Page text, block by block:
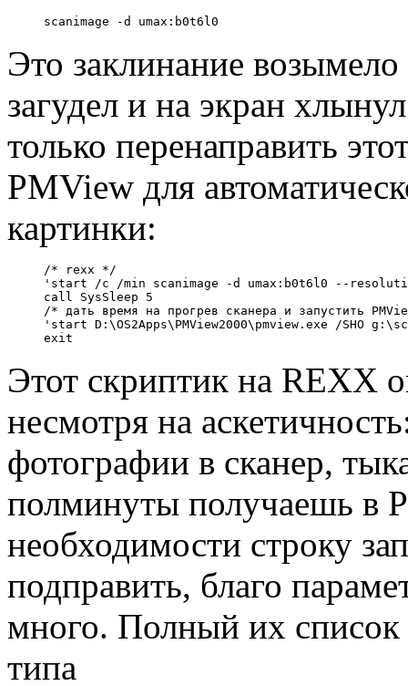
Это заклинание
загудел и на экран
только перенаправить
PMView для
картинки:
/* rexx */
'start /c /min scanimage -d umax:b0t6l0 --
call SysSleep 5
/* дать время на прогрев сканера и запустить
'start D:\OS2Apps\PMView2000\pmview.exe /SHO
Этот скриптик на REXX
несмотря на
фотографии в сканер,
полминуты получаешь в
необходимости строку
подправить, благо
много. Полный их
типа